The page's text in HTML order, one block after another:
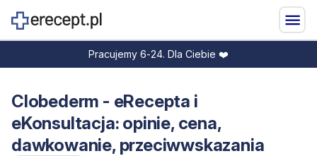
Pracujemy 6-24. Dla Ciebie ❤️
Clobederm - eRecepta i
eKonsultacja: opinie, cena,
dawkowanie, przeciwwskazania